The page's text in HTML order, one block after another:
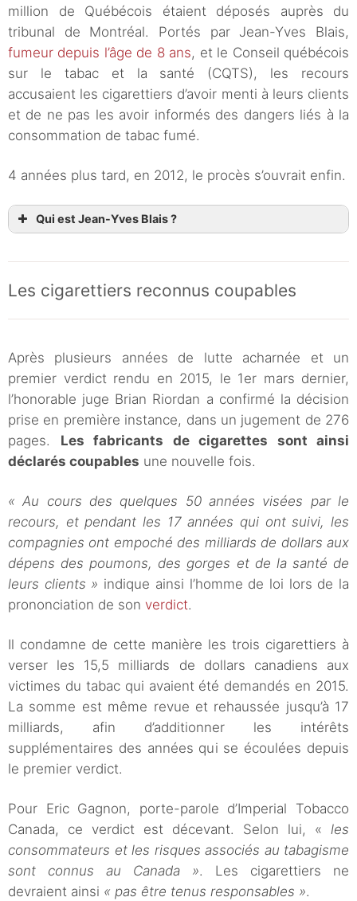
million de Québécois étaient déposés auprès du
tribunal de Montréal. Portés par Jean-Yves Blais,
fumeur depuis l’âge de 8 ans, et le Conseil québécois
sur le tabac et la santé (CQTS), les recours
accusaient les cigarettiers d’avoir menti à leurs clients
et de ne pas les avoir informés des dangers liés à la
consommation de tabac fumé.
4 années plus tard, en 2012, le procès s’ouvrait enfin.
Qui est Jean-Yves Blais ?
Les cigarettiers reconnus coupables
Après plusieurs années de lutte acharnée et un
premier verdict rendu en 2015, le 1er mars dernier,
l’honorable juge Brian Riordan a confirmé la décision
prise en première instance, dans un jugement de 276
pages. Les fabricants de cigarettes sont ainsi
déclarés coupables une nouvelle fois.
« Au cours des quelques 50 années visées par le
recours, et pendant les 17 années qui ont suivi, les
compagnies ont empoché des milliards de dollars aux
dépens des poumons, des gorges et de la santé de
leurs clients » indique ainsi l’homme de loi lors de la
prononciation de son verdict.
Il condamne de cette manière les trois cigarettiers à
verser les 15,5 milliards de dollars canadiens aux
victimes du tabac qui avaient été demandés en 2015.
La somme est même revue et rehaussée jusqu’à 17
milliards, afin d’additionner les intérêts
supplémentaires des années qui se écoulées depuis
le premier verdict.
Pour Eric Gagnon, porte-parole d’Imperial Tobacco
Canada, ce verdict est décevant. Selon lui, « les
consommateurs et les risques associés au tabagisme
sont connus au Canada
». Les cigarettiers ne
devraient ainsi « pas être tenus responsables ».